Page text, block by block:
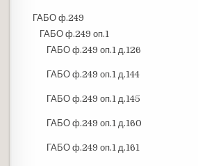
ГАБО ф.249
ГАБО ф.249 оп.1
ГАБО ф.249 оп.1 д.126
ГАБО ф.249 оп.1 д.144
ГАБО ф.249 оп.1 д.145
ГАБО ф.249 оп.1 д.160
ГАБО ф.249 оп.1 д.161